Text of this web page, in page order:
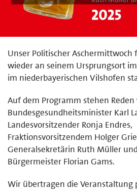
Unser Politischer Aschermittwoch
wieder an seinem Ursprungsort
im niederbayerischen Vilshofen
Auf dem Programm stehen Reden
Bundesgesundheitsminister Karl
Landesvorsitzender Ronja Endres,
Fraktionsvorsitzendem Holger
Generalsekretärin Ruth Müller und
Bürgermeister Florian Gams.
Wir übertragen die Veranstaltung